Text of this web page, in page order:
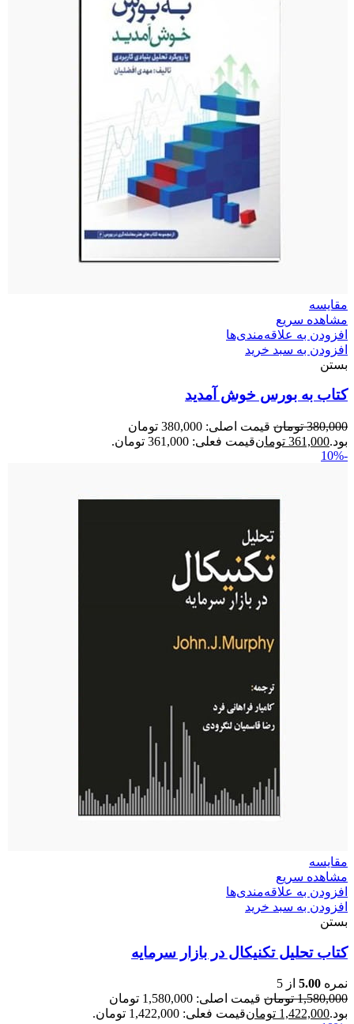
مقایسه
مشاهده سریع
افزودن به علاقه‌مندی‌ها
افزودن به سبد خرید
بستن
کتاب به بورس خوش آمدید
380,000 تومان
قیمت اصلی: 380,000 تومان
بود.361,000 تومانقیمت فعلی: 361,000 تومان.
-10%
مقایسه
مشاهده سریع
افزودن به علاقه‌مندی‌ها
افزودن به سبد خرید
بستن
کتاب تحلیل تکنیکال در بازار سرمایه
نمره 5.00 از 5
1,580,000 تومان
قیمت اصلی: 1,580,000 تومان
بود.1,422,000 تومانقیمت فعلی: 1,422,000 تومان.